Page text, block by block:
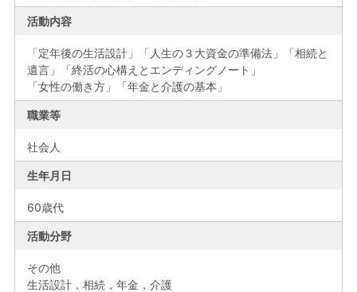
活動内容
「定年後の生活設計」「人生の３大資金の準備法」「相続と
遺言」「終活の心構えとエンディングノート」
「女性の働き方」「年金と介護の基本」
職業等
社会人
生年月日
60歳代
活動分野
その他
生活設計，相続，年金，介護